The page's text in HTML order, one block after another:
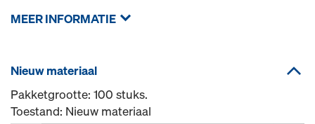
MEER INFORMATIE
Nieuw materiaal
Pakketgrootte: 100 stuks.
Toestand: Nieuw materiaal